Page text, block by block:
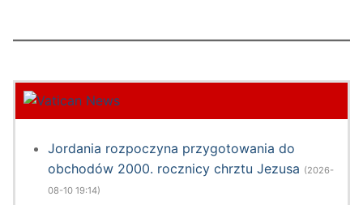
Jordania rozpoczyna przygotowania do
obchodów 2000. rocznicy chrztu Jezusa (2026-
08-10 19:14)